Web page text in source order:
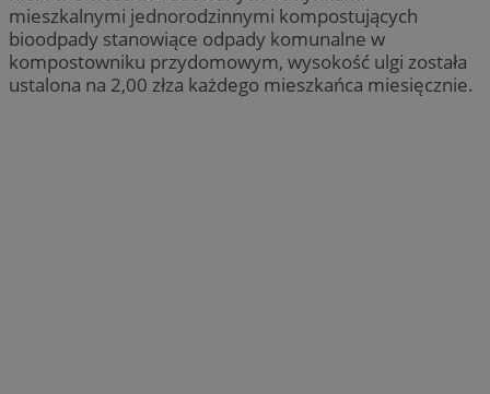
mieszkalnymi jednorodzinnymi kompostujących
bioodpady stanowiące odpady komunalne w
kompostowniku przydomowym, wysokość ulgi została
ustalona na 2,00 złza każdego mieszkańca miesięcznie.